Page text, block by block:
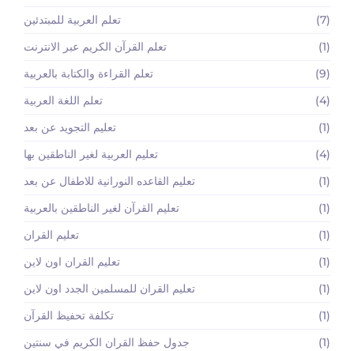
تعلم العربية للمبتدئين
(7)
تعلم القرآن الكريم عبر الانترنت
(1)
تعلم القراءة والكتابة بالعربية
(9)
تعلم اللغة العربية
(4)
تعليم التجويد عن بعد
(1)
تعليم العربية لغير الناطقين بها
(4)
تعليم القاعده النورانية للاطفال عن بعد
(1)
تعليم القرآن لغير الناطقين بالعربية
(1)
تعليم القران
(1)
تعليم القران اون لاين
(1)
تعليم القران للمسلمين الجدد اون لاين
(1)
تكلفة تحفيظ القرآن
(1)
جدول حفظ القران الكريم في سنتين
(1)